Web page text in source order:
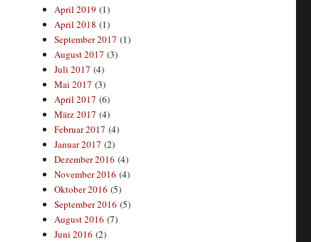
April 2019 (1)
April 2018 (1)
September 2017 (1)
August 2017 (3)
Juli 2017 (4)
Mai 2017 (3)
April 2017 (6)
März 2017 (4)
Februar 2017 (4)
Januar 2017 (2)
Dezember 2016 (4)
November 2016 (4)
Oktober 2016 (5)
September 2016 (5)
August 2016 (7)
Juni 2016 (2)